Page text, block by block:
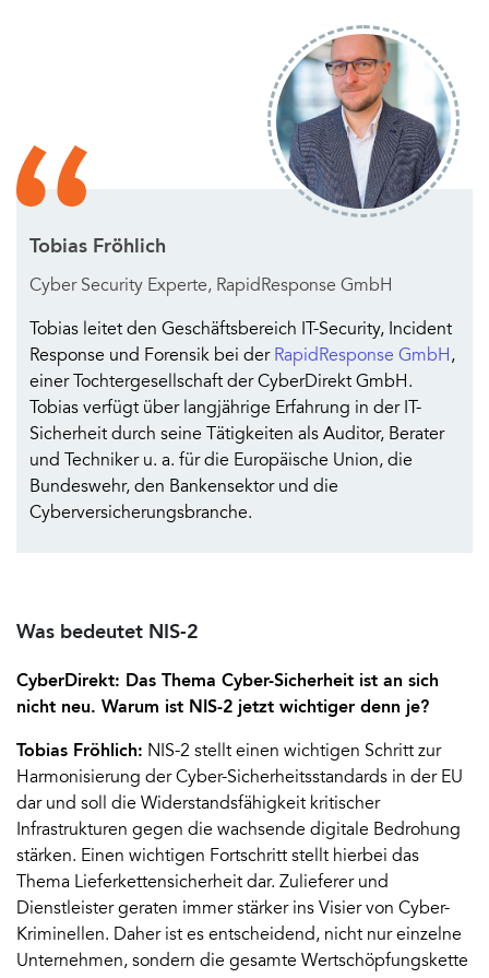
Tobias Fröhlich
Cyber Security Experte, RapidResponse GmbH
Tobias leitet den Geschäftsbereich IT-Security, Incident
Response und Forensik bei der RapidResponse GmbH,
einer Tochtergesellschaft der CyberDirekt GmbH.
Tobias verfügt über langjährige Erfahrung in der IT-
Sicherheit durch seine Tätigkeiten als Auditor, Berater
und Techniker u. a. für die Europäische Union, die
Bundeswehr, den Bankensektor und die
Cyberversicherungsbranche.
Was bedeutet NIS-2
CyberDirekt: Das Thema Cyber-Sicherheit ist an sich
nicht neu. Warum ist NIS-2 jetzt wichtiger denn je?
Tobias Fröhlich: NIS-2 stellt einen wichtigen Schritt zur
Harmonisierung der Cyber-Sicherheitsstandards in der EU
dar und soll die Widerstandsfähigkeit kritischer
Infrastrukturen gegen die wachsende digitale Bedrohung
stärken. Einen wichtigen Fortschritt stellt hierbei das
Thema Lieferkettensicherheit dar. Zulieferer und
Dienstleister geraten immer stärker ins Visier von Cyber-
Kriminellen. Daher ist es entscheidend, nicht nur einzelne
Unternehmen, sondern die gesamte Wertschöpfungskette